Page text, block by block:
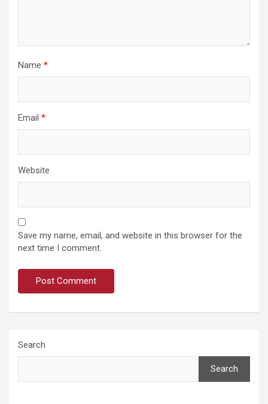
Name *
Email *
Website
Save my name, email, and website in this browser for the
next time I comment.
Search
Search